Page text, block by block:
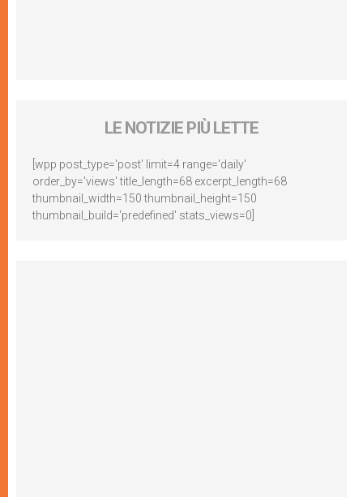
LE NOTIZIE PIÙ LETTE
[wpp post_type='post' limit=4 range='daily'
order_by='views' title_length=68 excerpt_length=68
thumbnail_width=150 thumbnail_height=150
thumbnail_build='predefined' stats_views=0]